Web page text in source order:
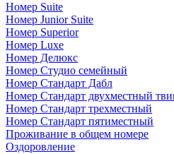
Номер Suite
Номер Junior Suite
Номер Superior
Номер Luxe
Номер Делюкс
Номер Студио семейный
Номер Стандарт Дабл
Номер Стандарт двухместный
Номер Стандарт трехместный
Номер Стандарт пятиместный
Проживание в общем номере
Оздоровление